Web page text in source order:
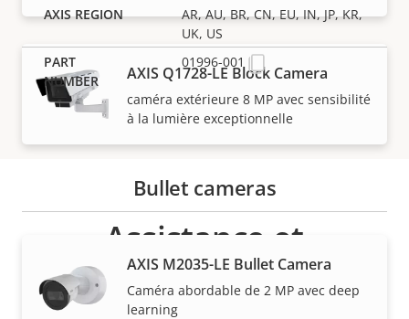
AXIS Q1728-LE Block Camera
caméra extérieure 8 MP avec sensibilité
à la lumière exceptionnelle
Bullet cameras
AXIS M2035-LE Bullet Camera
Caméra abordable de 2 MP avec deep
learning
AR, AU, BR, CN, EU, IN, JP, KR,
UK, US
01996-001
Assistance et
ressources